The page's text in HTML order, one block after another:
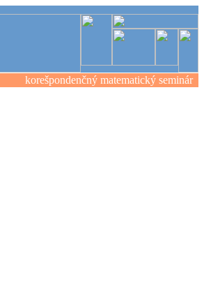
korešpondenčný matematický seminár